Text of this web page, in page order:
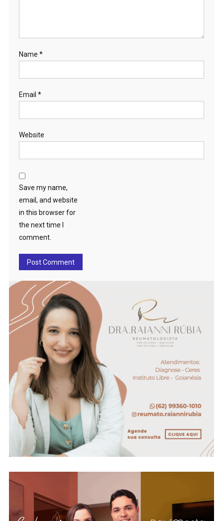
Name *
Email *
Website
Save my name,
email, and website
in this browser for
the next time I
comment.